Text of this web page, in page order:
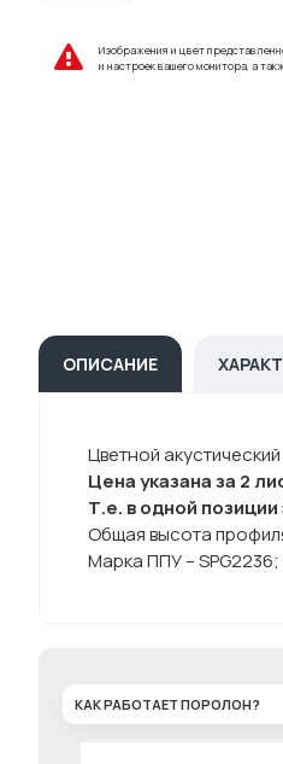
Изображения и цвет
и настроек вашего монитора, а
КАК РАБОТАЕТ ПОРОЛОН?
ОПИСАНИЕ
Цветной
Цена указана за 2
Т.е. в одной
Общая высота
Марка ППУ –